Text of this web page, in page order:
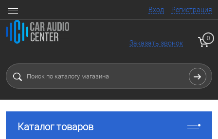
Вход Регистрация
Заказать звонок
0
Каталог товаров